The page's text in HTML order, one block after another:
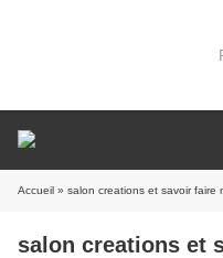
Accueil » salon creations et savoir faire
salon creations et